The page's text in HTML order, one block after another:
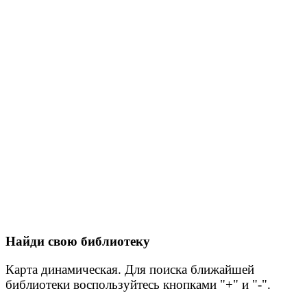
Найди свою библиотеку
Карта динамическая. Для поиска ближайшей
библиотеки воспользуйтесь кнопками "+" и "-".